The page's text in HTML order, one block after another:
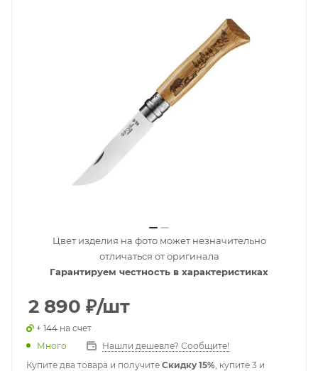
Цвет изделия на фото может незначительно
отличаться от оригинала
Гарантируем честность в характеристиках
2 890 ₽/шт
+ 144 на счет
Много
Нашли дешевле? Сообщите!
Купите два товара и получите Скидку 15%, купите 3 и